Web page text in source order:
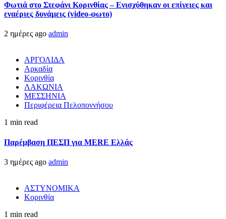
Φωτιά στο Στεφάνι Κορινθίας – Ενισχύθηκαν οι επίγειες και
εναέριες δυνάμεις (video-φωτο)
2 ημέρες ago admin
ΑΡΓΟΛΙΔΑ
Αρκαδία
Κορινθία
ΛΑΚΩΝΙΑ
ΜΕΣΣΗΝΙΑ
Περιφέρεια Πελοποννήσου
1 min read
Παρέμβαση ΠΕΣΠ για MERE Ελλάς
3 ημέρες ago admin
ΑΣΤΥΝΟΜΙΚΑ
Κορινθία
1 min read